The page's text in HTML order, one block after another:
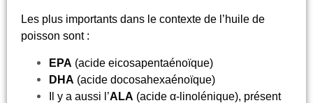
Les plus importants dans le contexte de l’huile de
poisson sont :
EPA (acide eicosapentaénoïque)
DHA (acide docosahexaénoïque)
Il y a aussi l’ALA (acide α-linolénique), présent